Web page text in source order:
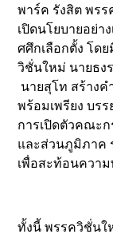
พาร์ค รังสิต พร
เปิดนโยบายอย่า
ศศึกเลือกตั้ง โด
วิชั่นใหม่ นายธง
นายสุโท สร้างค
พร้อมเพรียง บร
การเปิดตัวคณะ
และส่วนภูมิภาค
เพื่อสะท้อนควา
ทั้งนี้ พรรควิชั่นใ